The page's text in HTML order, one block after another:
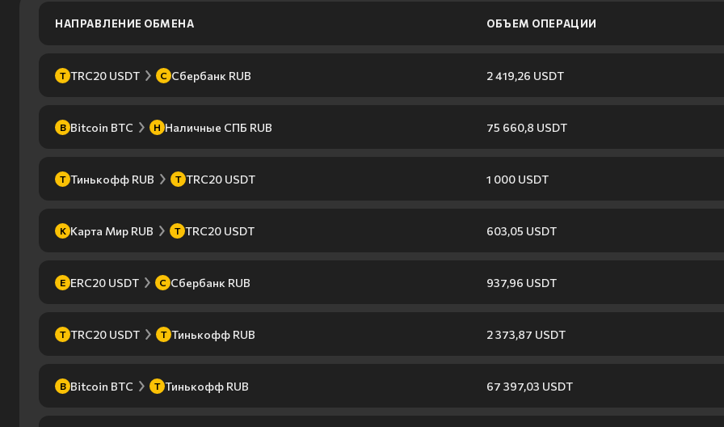
НАПРАВЛЕНИЕ ОБМЕНА ОБЪЕМ ОПЕРАЦИИ
T TRC20 USDT С Сбербанк RUB 2 419,26 USDT
B Bitcoin BTC Н Наличные СПБ RUB 75 660,8 USDT
Т Тинькофф RUB T TRC20 USDT 1 000 USDT
К Карта Мир RUB T TRC20 USDT 603,05 USDT
E ERC20 USDT С Сбербанк RUB 937,96 USDT
T TRC20 USDT Т Тинькофф RUB 2 373,87 USDT
B Bitcoin BTC Т Тинькофф RUB 67 397,03 USDT